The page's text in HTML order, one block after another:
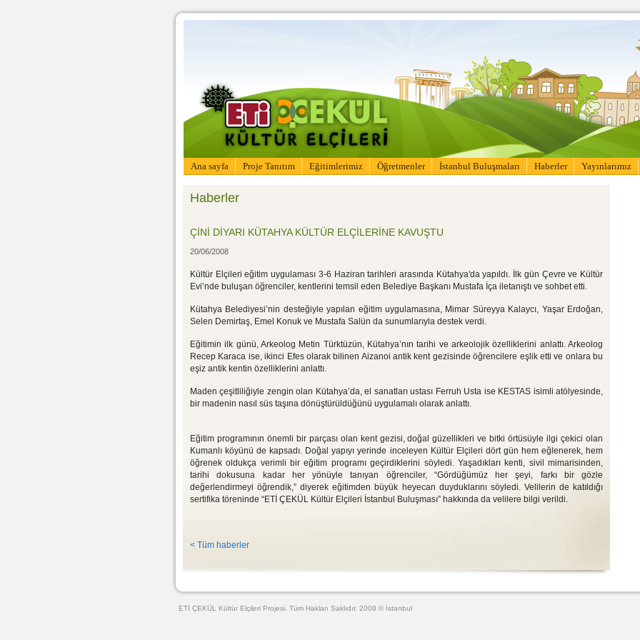
Ana sayfa Proje Tanıtım Eğitimlerimiz Öğretmenler İstanbul Buluşmaları Haberler Yayınlarımız
Haberler
ÇİNİ DİYARI KÜTAHYA KÜLTÜR ELÇİLERİNE KAVUŞTU
20/06/2008
Kültür Elçileri eğitim uygulaması 3-6 Haziran tarihleri arasında Kütahya'da yapıldı. İlk gün Çevre ve Kültür
Evi’nde buluşan öğrenciler, kentlerini temsil eden Belediye Başkanı Mustafa İça iletanıştı ve sohbet etti.
Kütahya Belediyesi’nin desteğiyle yapılan eğitim uygulamasına, Mimar Süreyya Kalaycı, Yaşar Erdoğan,
Selen Demirtaş, Emel Konuk ve Mustafa Salün da sunumlarıyla destek verdi.
Eğitimin ilk günü, Arkeolog Metin Türktüzün, Kütahya’nın tarihi ve arkeolojik özelliklerini anlattı. Arkeolog
Recep Karaca ise, ikinci Efes olarak bilinen Aizanoi antik kent gezisinde öğrencilere eşlik etti ve onlara bu
eşiz antik kentin özelliklerini anlattı.
Maden çeşitliliğiyle zengin olan Kütahya’da, el sanatları ustası Ferruh Usta ise KESTAS isimli atölyesinde,
bir madenin nasıl süs taşına dönüştürüldüğünü uygulamalı olarak anlattı.
Eğitim programının önemli bir parçası olan kent gezisi, doğal güzellikleri ve bitki örtüsüyle ilgi çekici olan
Kumanlı köyünü de kapsadı. Doğal yapıyı yerinde inceleyen Kültür Elçileri dört gün hem eğlenerek, hem
öğrenek oldukça verimli bir eğitim programı geçirdiklerini söyledi. Yaşadıkları kenti, sivil mimarisinden,
tarihi dokusuna kadar her yönüyle tanıyan öğrenciler, “Gördüğümüz her şeyi, farkı bir gözle
değerlendirmeyi öğrendik,” diyerek eğitimden büyük heyecan duyduklarını söyledi. Velilerin de katıldığı
sertifika töreninde “ETİ ÇEKÜL Kültür Elçileri İstanbul Buluşması” hakkında da velilere bilgi verildi.
< Tüm haberler
ETİ ÇEKÜL Kültür Elçileri Projesi. Tüm Hakları Saklıdır. 2008 © İstanbul